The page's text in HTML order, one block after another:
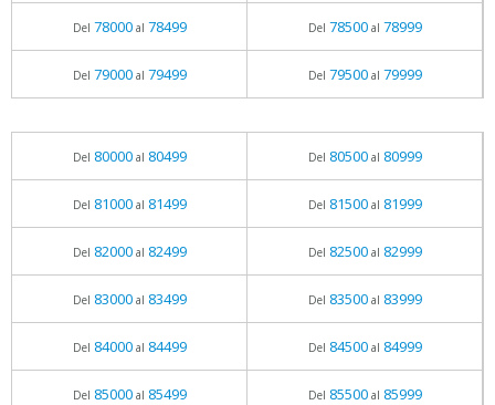
Del 78000al 78499 Del 78500al 78999
Del 79000al 79499 Del 79500al 79999
Del 80000al 80499 Del 80500al 80999
Del 81000al 81499 Del 81500al 81999
Del 82000al 82499 Del 82500al 82999
Del 83000al 83499 Del 83500al 83999
Del 84000al 84499 Del 84500al 84999
Del 85000al 85499 Del 85500al 85999